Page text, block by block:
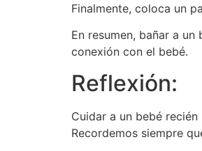
Finalmente, coloca un
En resumen, bañar a
conexión con el bebé.
Reflexión:
Cuidar a un bebé
Recordemos siempre